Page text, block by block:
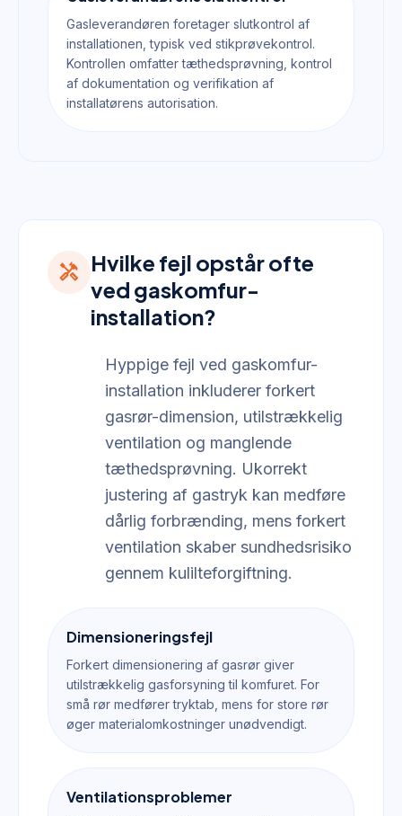
Gasleverandøren foretager slutkontrol af
installationen, typisk ved stikprøvekontrol.
Kontrollen omfatter tæthedsprøvning, kontrol
af dokumentation og verifikation af
installatørens autorisation.
handyman Hvilke fejl opstår ofte
ved gaskomfur-
installation?
Hyppige fejl ved gaskomfur-
installation inkluderer forkert
gasrør-dimension, utilstrækkelig
ventilation og manglende
tæthedsprøvning. Ukorrekt
justering af gastryk kan medføre
dårlig forbrænding, mens forkert
ventilation skaber sundhedsrisiko
gennem kulilteforgiftning.
Dimensioneringsfejl
Forkert dimensionering af gasrør giver
utilstrækkelig gasforsyning til komfuret. For
små rør medfører tryktab, mens for store rør
øger materialomkostninger unødvendigt.
Ventilationsproblemer